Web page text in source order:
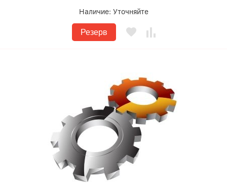
Наличие: Уточняйте
Резерв